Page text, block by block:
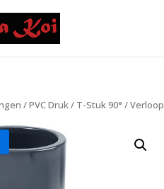
/PVC Druk/ T-Stuk 90° /Verloop